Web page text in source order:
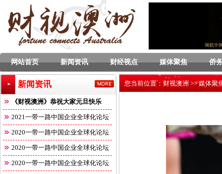
网站首页 新闻资讯 财经视点 媒体聚焦 侨
新闻资讯
《财视澳洲》恭祝大家元旦快乐
2021一带一路中国企业全球化论坛
2020一带一路中国企业全球化论坛
2020一带一路中国企业全球化论坛
2020一带一路中国企业全球化论坛
您当前位置： 财视澳洲 >>媒体聚